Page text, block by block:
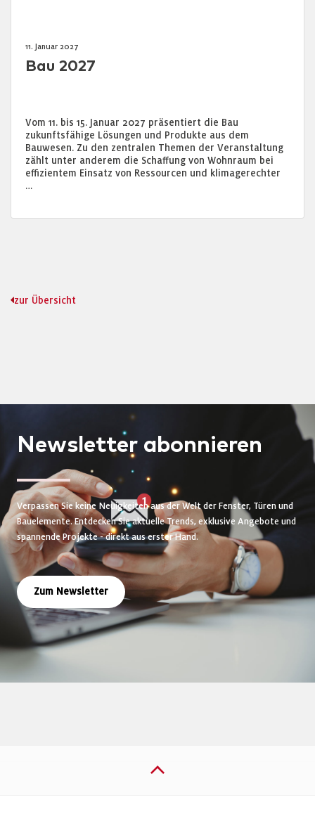
11. Januar 2027
Bau 2027
Vom 11. bis 15. Januar 2027 präsentiert die Bau
zukunftsfähige Lösungen und Produkte aus dem
Bauwesen. Zu den zentralen Themen der Veranstaltung
zählt unter anderem die Schaffung von Wohnraum bei
effizientem Einsatz von Ressourcen und klimagerechter
…
zur Übersicht
Newsletter abonnieren
Verpassen Sie keine Neuigkeiten aus der Welt der Fenster, Türen und
Bauelemente. Entdecken Sie aktuelle Trends, exklusive Angebote und
spannende Projekte - direkt aus erster Hand.
Zum Newsletter